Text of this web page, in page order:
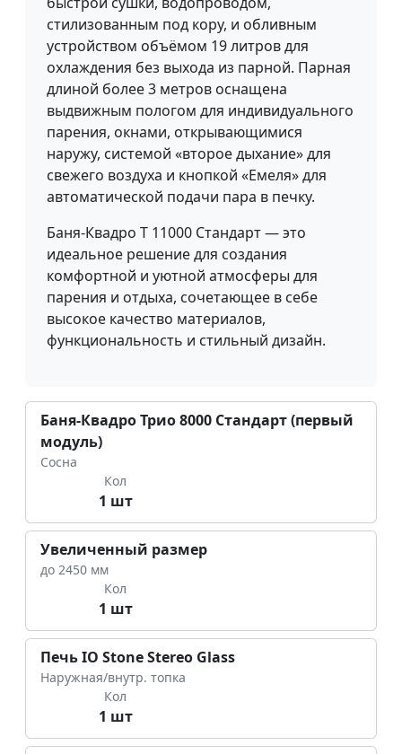
стилизованным под кору, и обливным
устройством объёмом 19 литров для
охлаждения без выхода из парной. Парная
длиной более 3 метров оснащена
выдвижным пологом для индивидуального
парения, окнами, открывающимися
наружу, системой «второе дыхание» для
свежего воздуха и кнопкой «Емеля» для
автоматической подачи пара в печку.
Баня-Квадро Т 11000 Стандарт — это
идеальное решение для создания
комфортной и уютной атмосферы для
парения и отдыха, сочетающее в себе
высокое качество материалов,
функциональность и стильный дизайн.
Баня-Квадро Трио 8000 Стандарт (первый
модуль)
Сосна
Кол
1 шт
Увеличенный размер
до 2450 мм
Кол
1 шт
Печь IO Stone Stereo Glass
Наружная/внутр. топка
Кол
1 шт